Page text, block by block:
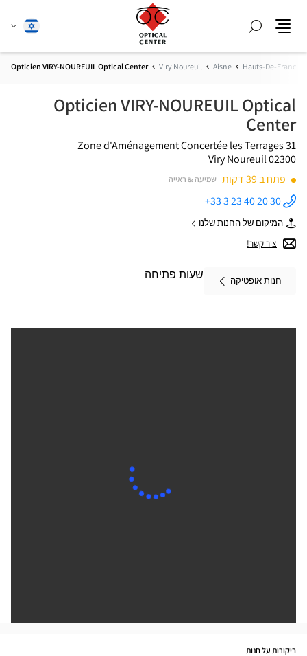
חפש
שנהעברית
Hauts-De-France
Aisne
Viry Noureuil
Opticien VIRY-NOUREUIL Optical Center
Opticien VIRY-NOUREUIL Optical
Center
31 Zone d'Aménagement Concertée les Terrages
02300 Viry Noureuil
פתח ב 39 דקות
שמיעה & ראייה
התקשר
לחנות
Opticien
VIRY-
NOUREUIL
+33 3 23 40 20 30
המיקום של החנות שלנו של
Opticien
VIRY-
Center
צור קשר!
חנות אופטיקה
שעות פתיחה
ביקורות על חנות